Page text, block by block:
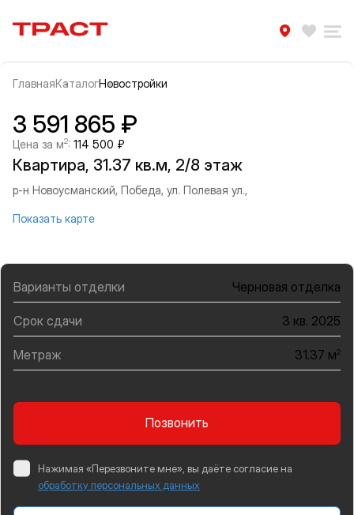
Траст | Служба недвижимости
ГлавнаяКаталогНовостройки
Информация об объекте
Галерея
3 591 865 ₽
Цена за м2: 114 500 ₽
Квартира, 31.37 кв.м, 2/8 этаж
р-н Новоусманский, Победа, ул. Полевая ул.,
Показать карте
Варианты отделки Черновая отделка
Срок сдачи 3 кв. 2025
Метраж 31.37 м2
Позвонить
Нажимая «Перезвоните мне», вы даёте согласие на
обработку персональных данных